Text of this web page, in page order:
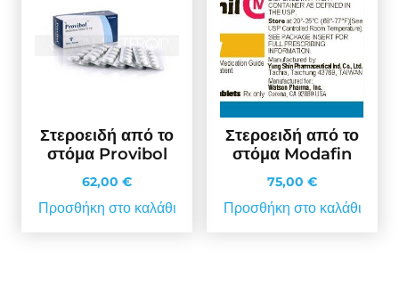
Στεροειδή από το
στόμα Provibol
62,00 €
Προσθήκη στο καλάθι
Στεροειδή από το
στόμα Modafin
75,00 €
Προσθήκη στο καλάθι